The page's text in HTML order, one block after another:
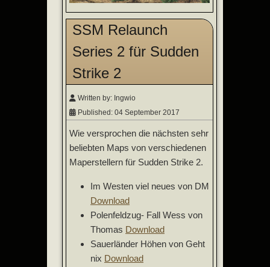
SSM Relaunch
Series 2 für Sudden
Strike 2
Written by: Ingwio
Published: 04 September 2017
Wie versprochen die nächsten sehr
beliebten Maps von verschiedenen
Maperstellern für Sudden Strike 2.
Im Westen viel neues von DM
Download
Polenfeldzug- Fall Wess von
Thomas Download
Sauerländer Höhen von Geht
nix Download